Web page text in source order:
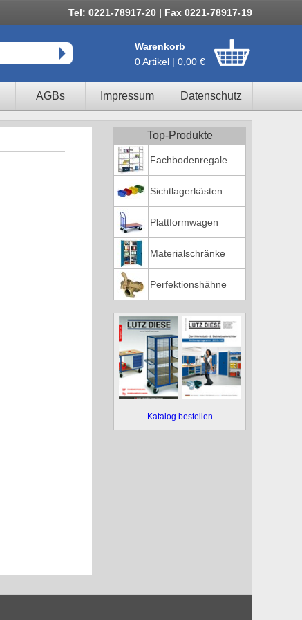
Tel: 0221-78917-20 | Fax 0221-78917-19
Warenkorb
0 Artikel | 0,00 €
AGBs Impressum Datenschutz
Top-Produkte
Fachbodenregale
Sichtlagerkästen
Plattformwagen
Materialschränke
Perfektionshähne
Katalog bestellen